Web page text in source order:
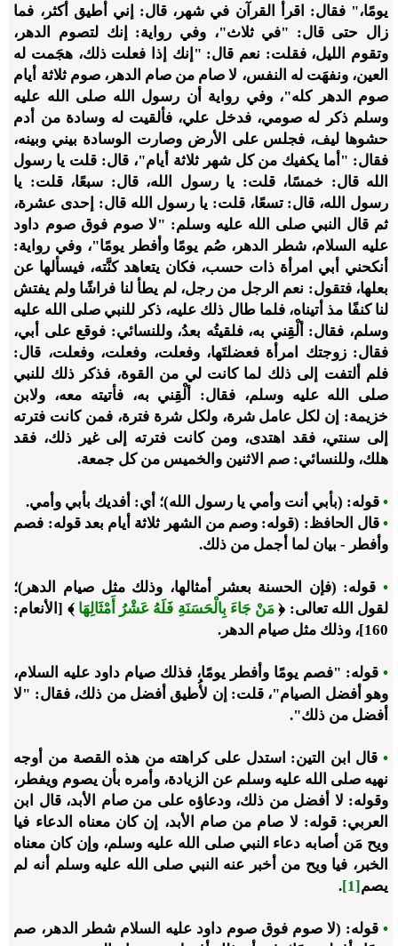
يومًا،" فقال: اقرأ القرآن في شهر، قال: إني أطيق أكثر، فما
زال حتى قال: "في ثلاث"، وفي رواية: إنك لتصوم الدهر،
وتقوم الليل، فقلت: نعم قال: "إنك إذا فعلت ذلك، هجَمت له
العين، ونفهَت له النفس، لا صام من صام الدهر، صوم ثلاثة أيام
صوم الدهر كله"، وفي رواية أن رسول الله صلى الله عليه
وسلم ذكر له صومي، فدخل علي، فألقيت له وسادة من أدم
حشوها ليف، فجلس على الأرض وصارت الوسادة بيني وبينه،
فقال: "أما يكفيك من كل شهر ثلاثة أيام"، قال: قلت يا رسول
الله قال: خمسًا، قلت: يا رسول الله، قال: سبعًا، قلت: يا
رسول الله، قال: تسعًا، قلت: يا رسول الله قال: إحدى عشرة،
ثم قال النبي صلى الله عليه وسلم: "لا صوم فوق صوم داود
عليه السلام، شطر الدهر، صُم يومًا وأفطر يومًا"، وفي رواية:
أنكحني أبي امرأة ذات حسب، فكان يتعاهد كنَّته، فيسألها عن
بعلها، فتقول: نعم الرجل من رجل، لم يطأ لنا فراشًا ولم يفتش
لنا كنفًا مذ أتيناه، فلما طال ذلك عليه، ذكر للنبي صلى الله عليه
وسلم، فقال: ألْقِني به، فلقيتُه بعدُ، وللنسائي: فوقع على أبي،
فقال: زوجتك امرأة فعضلتَها، وفعلت، وفعلت، وفعلت، قال:
فلم ألتفت إلى ذلك لما كانت لي من القوة، فذكر ذلك للنبي
صلى الله عليه وسلم، فقال: ألْقِني به، فأتيته معه، ولابن
خزيمة: إن لكل عامل شرة، ولكل شرة فترة، فمن كانت فترته
إلى سنتي، فقد اهتدى، ومن كانت فترته إلى غير ذلك، فقد
هلك، وللنسائي: صم الاثنين والخميس من كل جمعة.
• قوله: (بأبي أنت وأمي يا رسول الله)؛ أي: أفديك بأبي وأمي.
• قال الحافظ: (قوله: وصم من الشهر ثلاثة أيام بعد قوله: فصم
وأفطر - بيان لما أجمل من ذلك.
• قوله: (فإن الحسنة بعشر أمثالها، وذلك مثل صيام الدهر)؛
لقول الله تعالى: ﴿ مَنْ جَاءَ بِالْحَسَنَةِ فَلَهُ عَشْرُ أَمْثَالِهَا ﴾ [الأنعام:
160]، وذلك مثل صيام الدهر.
• قوله: "فصم يومًا وأفطر يومًا، فذلك صيام داود عليه السلام،
وهو أفضل الصيام"، قلت: إن لأُطيق أفضل من ذلك، فقال: "لا
أفضل من ذلك".
• قال ابن التين: استدل على كراهته من هذه القصة من أوجه
نهيه صلى الله عليه وسلم عن الزيادة، وأمره بأن يصوم ويفطر،
وقوله: لا أفضل من ذلك، ودعاؤه على من صام الأبد، قال ابن
العربي: قوله: لا صام من صام الأبد، إن كان معناه الدعاء فيا
ويح مَن أصابه دعاء النبي صلى الله عليه وسلم، وإن كان معناه
الخبر، فيا ويح من أخبر عنه النبي صلى الله عليه وسلم أنه لم
يصم[1]
.
• قوله: (لا صوم فوق صوم داود عليه السلام شطر الدهر، صم